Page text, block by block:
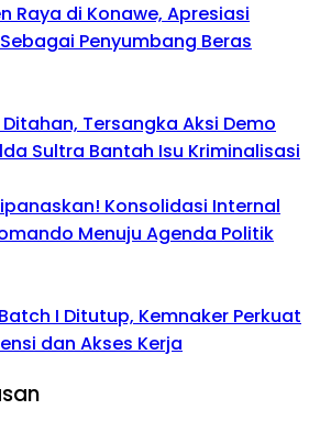
Raya di Konawe, Apresiasi
Penyumbang Beras
Tersangka Aksi Demo
Sultra Bantah Isu Kriminalisasi
Konsolidasi Internal
Menuju Agenda Politik
I Ditutup, Kemnaker Perkuat
dan Akses Kerja